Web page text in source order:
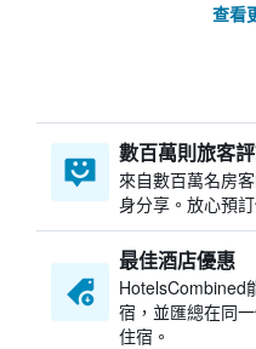
查看
數百萬則旅客
來自數百萬名房
身分享。放心預
最佳酒店優惠
HotelsCombined​
宿，並匯總在同
住宿。